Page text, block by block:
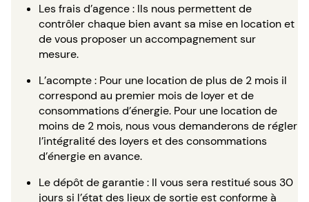
Les frais d’agence : Ils nous permettent de
contrôler chaque bien avant sa mise en location et
de vous proposer un accompagnement sur
mesure.
L’acompte : Pour une location de plus de 2 mois il
correspond au premier mois de loyer et de
consommations d’énergie. Pour une location de
moins de 2 mois, nous vous demanderons de régler
l’intégralité des loyers et des consommations
d’énergie en avance.
Le dépôt de garantie : Il vous sera restitué sous 30
jours si l’état des lieux de sortie est conforme à